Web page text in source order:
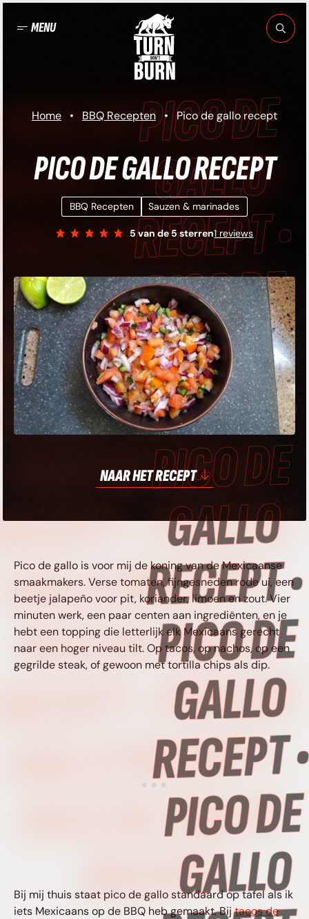
naar MENU
Home • BBQ Recepten • Pico de gallo recept
PICO DE GALLO RECEPT
BBQ Recepten Sauzen & marinades
5van de 5 sterren1 reviews
DE GALLO
• PICO DE
RECEPT •
PICO DE GALLO
• PICO DE
RECEPT •
PICO DE GALLO
• PICO DE
GALLO RECEPT •
PICO DE GALLO
• PICO DE
GALLO RECEPT •
PICO DE GALLO
RECEPT
NAAR HET RECEPT
Pico de gallo is voor mij de koning van de Mexicaanse
smaakmakers. Verse tomaten, fijngesneden rode ui, een
beetje jalapeño voor pit, koriander, limoen en zout. Vier
minuten werk, een paar centen aan ingrediënten, en je
hebt een topping die letterlijk elk Mexicaans gerecht
naar een hoger niveau tilt. Op tacos, op nachos, op een
gegrilde steak, of gewoon met tortilla chips als dip.
Bij mij thuis staat pico de gallo standaard op tafel als ik
iets Mexicaans op de BBQ heb gemaakt. Bijtacos de